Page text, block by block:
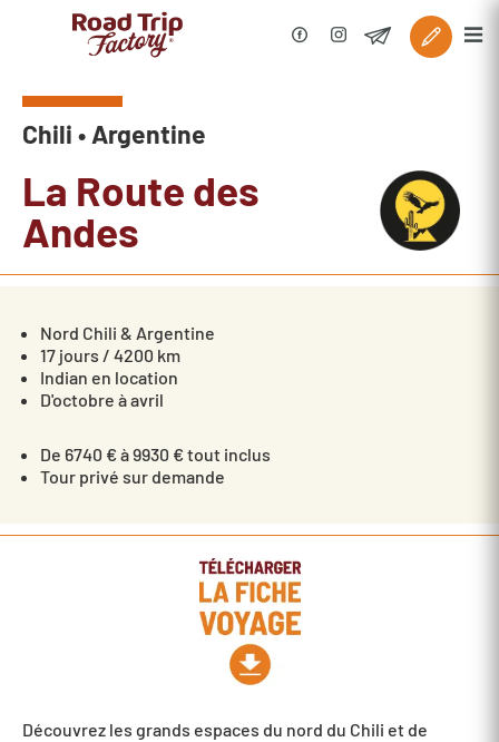
Chili • Argentine
La Route des
Andes
Nord Chili & Argentine
17 jours / 4200 km
Indian en location
D'octobre à avril
De 6740 € à 9930 € tout inclus
Tour privé sur demande
Découvrez les grands espaces du nord du Chili et de